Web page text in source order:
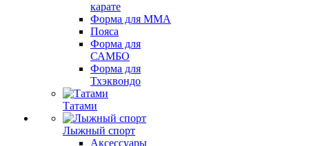
карате
Форма для MMA
Пояса
Форма для
САМБО
Форма для
Тхэквондо
Татами
Лыжный спорт
Аксессуары